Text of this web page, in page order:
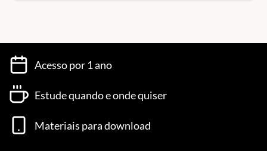
Acesso por 1 ano
Estude quando e onde quiser
Materiais para download